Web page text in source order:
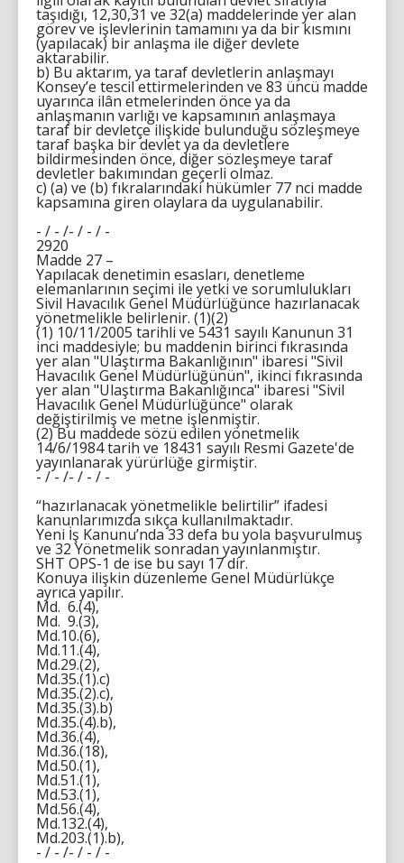
taşıdığı, 12,30,31 ve 32(a) maddelerinde yer alan
görev ve işlevlerinin tamamını ya da bir kısmını
(yapılacak) bir anlaşma ile diğer devlete
aktarabilir.
b) Bu aktarım, ya taraf devletlerin anlaşmayı
Konsey’e tescil ettirmelerinden ve 83 üncü madde
uyarınca ilân etmelerinden önce ya da
anlaşmanın varlığı ve kapsamının anlaşmaya
taraf bir devletçe ilişkide bulunduğu sözleşmeye
taraf başka bir devlet ya da devletlere
bildirmesinden önce, diğer sözleşmeye taraf
devletler bakımından geçerli olmaz.
c) (a) ve (b) fıkralarındaki hükümler 77 nci madde
kapsamına giren olaylara da uygulanabilir.
- / - /- / - / -
2920
Madde 27 –
Yapılacak denetimin esasları, denetleme
elemanlarının seçimi ile yetki ve sorumlulukları
Sivil Havacılık Genel Müdürlüğünce hazırlanacak
yönetmelikle belirlenir. (1)(2)
(1) 10/11/2005 tarihli ve 5431 sayılı Kanunun 31
inci maddesiyle; bu maddenin birinci fıkrasında
yer alan "Ulaştırma Bakanlığının" ibaresi "Sivil
Havacılık Genel Müdürlüğünün", ikinci fıkrasında
yer alan "Ulaştırma Bakanlığınca" ibaresi "Sivil
Havacılık Genel Müdürlüğünce" olarak
değiştirilmiş ve metne işlenmiştir.
(2) Bu maddede sözü edilen yönetmelik
14/6/1984 tarih ve 18431 sayılı Resmi Gazete'de
yayınlanarak yürürlüğe girmiştir.
- / - /- / - / -
“hazırlanacak yönetmelikle belirtilir” ifadesi
kanunlarımızda sıkça kullanılmaktadır.
Yeni İş Kanunu’nda 33 defa bu yola başvurulmuş
ve 32 Yönetmelik sonradan yayınlanmıştır.
SHT OPS-1 de ise bu sayı 17 dir.
Konuya ilişkin düzenleme Genel Müdürlükçe
ayrıca yapılır.
Md. 6.(4),
Md. 9.(3),
Md.10.(6),
Md.11.(4),
Md.29.(2),
Md.35.(1).c)
Md.35.(2).c),
Md.35.(3).b)
Md.35.(4).b),
Md.36.(4),
Md.36.(18),
Md.50.(1),
Md.51.(1),
Md.53.(1),
Md.56.(4),
Md.132.(4),
Md.203.(1).b),
- / - /- / - / -